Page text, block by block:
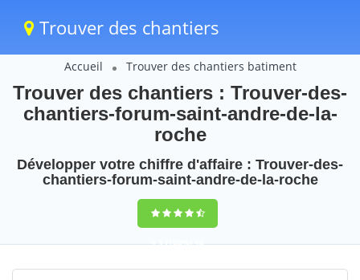
Trouver des chantiers
Accueil Trouver des chantiers batiment
Trouver des chantiers : Trouver-des-
chantiers-forum-saint-andre-de-la-
roche
Développer votre chiffre d'affaire : Trouver-des-
chantiers-forum-saint-andre-de-la-roche
9,5(100%)90
votes